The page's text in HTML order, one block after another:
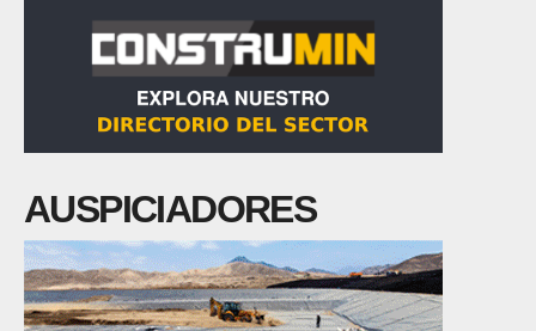
AUSPICIADORES